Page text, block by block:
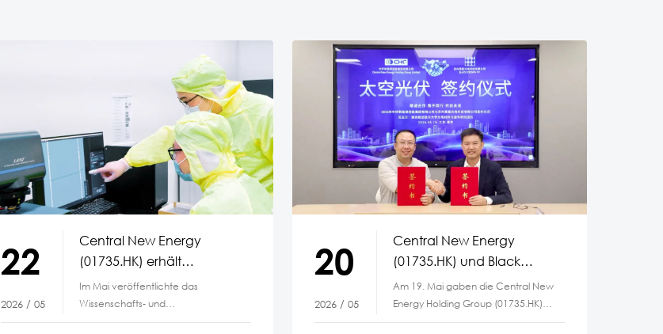
22
2026 / 05
Central New Energy
(01735.HK) erhält
Genehmigung zur
Einrichtung eines Schlüssel­
labors der Stadt Huainan
Im Mai veröffentlichte das
Wissenschafts- und
Technologiebüro der Stadt Huainan
20
2026 / 05
Central New Energy
(01735.HK) und Black
Crown PV entwickeln
gemeinsam
Photovoltaiktechnologien
Am 19. Mai gaben die Central New
Energy Holding Group (01735.HK)
und die Suzhou